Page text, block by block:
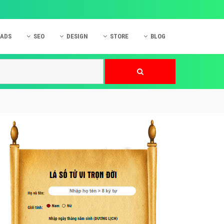
cáo Online
cáo Skype
cáo TVC
cáo Cốc Cốc
ứng dụng hay
SEO DESIGN
Hỏi đáp Website
STORE BLOG